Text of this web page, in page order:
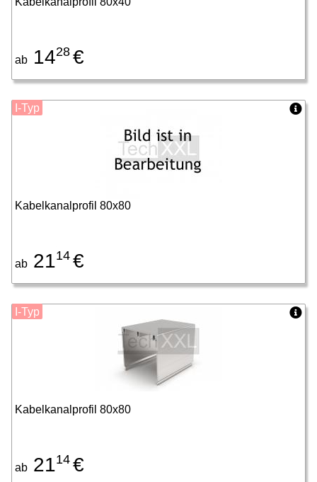
ab 1428 €
Kabelkanalprofil 80x80
ab 2114 €
I-Typ
Kabelkanalprofil 80x80
ab 2114 €
I-Typ